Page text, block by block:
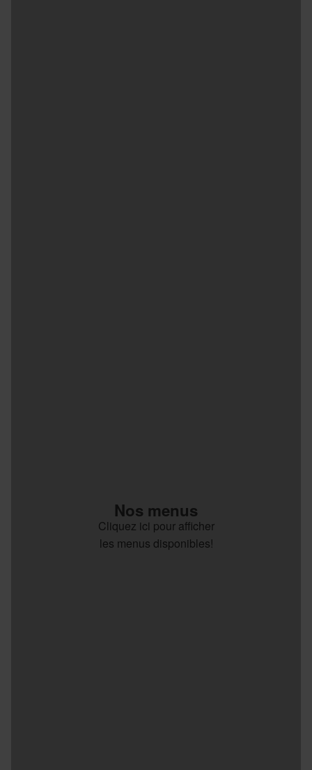
Nos menus
Cliquez ici pour afficher
les menus disponibles!